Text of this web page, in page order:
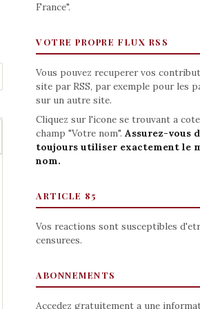
France".
VOTRE PROPRE FLUX RSS
Vous pouvez recuperer vos
site par RSS, par exemple pour les
sur un autre site.
Cliquez sur l'icone se trouvant a
champ "Votre nom". Assurez-vous
toujours utiliser exactement le
nom.
ARTICLE 85
Vos reactions sont susceptibles
censurees.
ABONNEMENTS
Accedez gratuitement a une